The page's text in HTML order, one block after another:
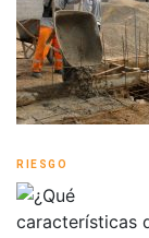
RIESGO